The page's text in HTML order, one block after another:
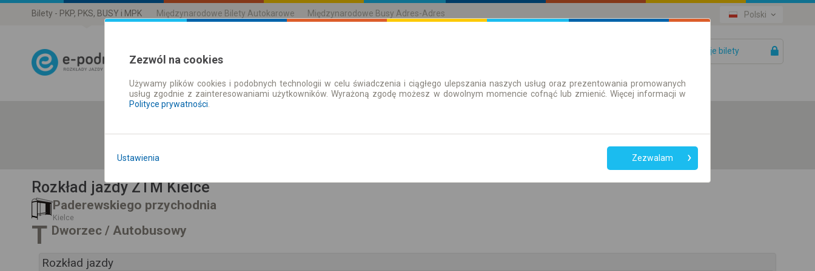
Bilety - PKP, PKS, BUSY i MPK Międzynarodowe Bilety Autokarowe Międzynarodowe Busy Adres-Adres Polski
Twoje bilety
Rozkład Jazdy | Bilety Bilety okresowe
Pokaż rozkład
Rozkład jazdy ZTM Kielce
Paderewskiego przychodnia
Kielce
T Dworzec / Autobusowy
Rozkład jazdy
Zezwól na cookies
Używamy plików cookies i podobnych technologii w celu świadczenia i ciągłego ulepszania naszych usług oraz prezentowania promowanych
usług zgodnie z zainteresowaniami użytkowników. Wyrażoną zgodę możesz w dowolnym momencie cofnąć lub zmienić. Więcej informacji w
Polityce prywatności
Ustawienia Zezwalam